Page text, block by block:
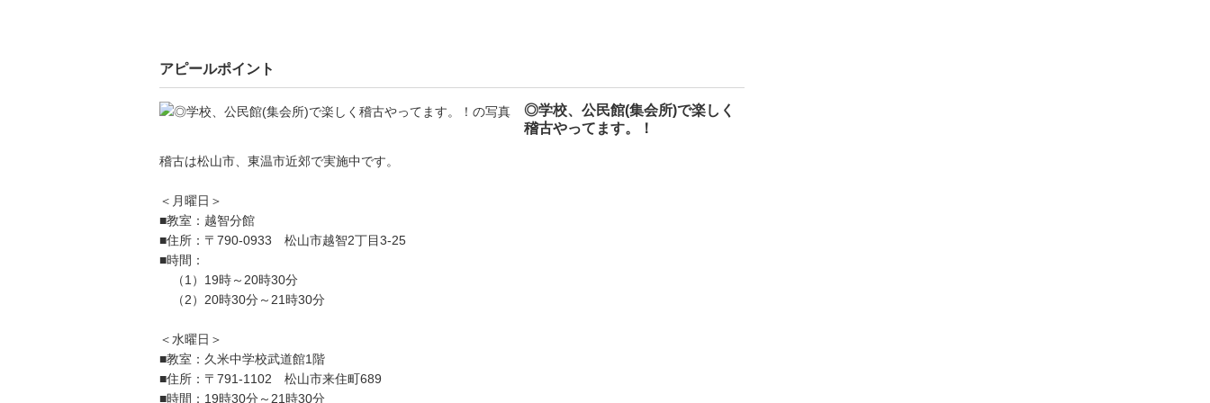
アピールポイント
◎学校、公民館(集会所)で楽しく
稽古やってます。！
稽古は松山市、東温市近郊で実施中です。
＜月曜日＞
■教室：越智分館
■住所：〒790-0933 松山市越智2丁目3-25
■時間：
（1）19時～20時30分
（2）20時30分～21時30分
＜水曜日＞
■教室：久米中学校武道館1階
■住所：〒791-1102 松山市来住町689
■時間：19時30分～21時30分